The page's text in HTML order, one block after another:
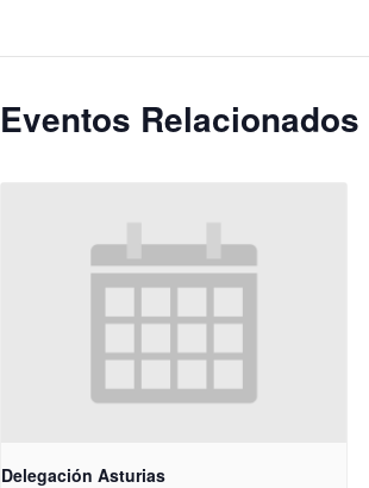
Eventos Relacionados
Delegación Asturias